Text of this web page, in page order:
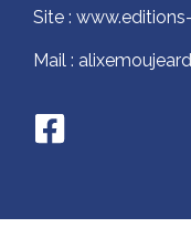
Site :
Mail :